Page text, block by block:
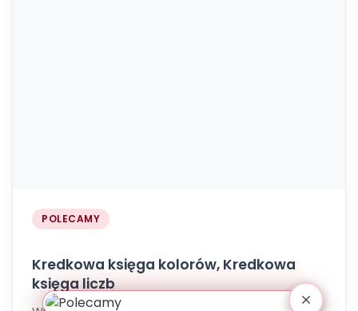
POLECAMY
Kredkowa księga kolorów, Kredkowa
księga liczb